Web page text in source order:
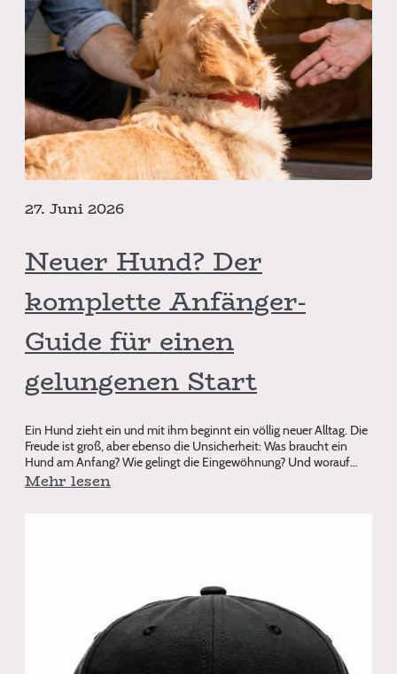
27. Juni 2026
Neuer Hund? Der
komplette Anfänger-
Guide für einen
gelungenen Start
Ein Hund zieht ein und mit ihm beginnt ein völlig neuer Alltag. Die
Freude ist groß, aber ebenso die Unsicherheit: Was braucht ein
Hund am Anfang? Wie gelingt die Eingewöhnung? Und worauf
sollten Anfä
Mehr lesen